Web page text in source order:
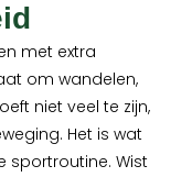
met extra
om wandelen,
niet veel te zijn,
Het is wat
sportroutine. Wist